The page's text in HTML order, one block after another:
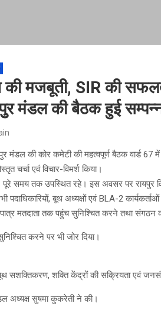
की मजबूती, SIR की
मंडल की बैठक हुई
मंडल की कोर कमेटी की महत्वपूर्ण बैठक वार्ड
चर्चा एवं विचार-विमर्श किया।
पूरे समय तक उपस्थित रहे। इस अवसर पर रायपुर
पदाधिकारियों, बूथ अध्यक्षों एवं BLA-2
पात्र मतदाता तक पहुंच सुनिश्चित करने तथा
करने पर भी जोर दिया।
सशक्तिकरण, शक्ति केंद्रों की सक्रियता एवं
अध्यक्ष सुषमा कुकरेती ने की।